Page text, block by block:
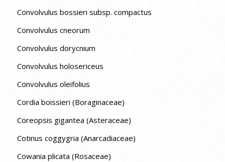
Convolvulus bossieri subsp. compactus
Convolvulus cneorum
Convolvulus dorycnium
Convolvulus holosericeus
Convolvulus oleifolius
Cordia boissieri (Boraginaceae)
Coreopsis gigantea (Asteraceae)
Cotinus coggygria (Anarcadiaceae)
Cowania plicata (Rosaceae)